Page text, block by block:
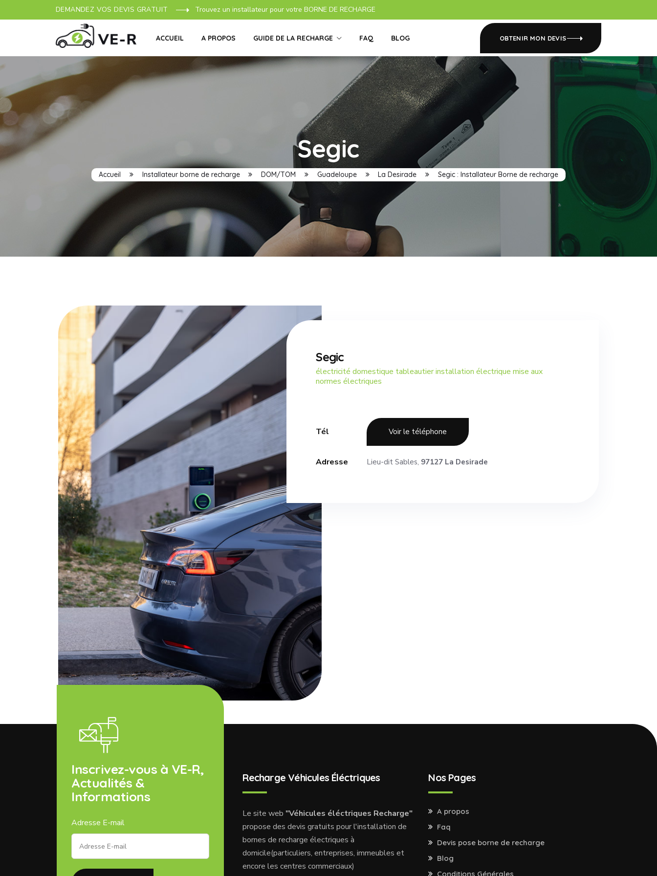
DEMANDEZ VOS DEVIS GRATUIT Trouvez un installateur pour votre BORNE DE RECHARGE
ACCUEIL A PROPOS GUIDE DE LA RECHARGE FAQ BLOG OBTENIR MON DEVIS
Segic
Accueil Installateur borne de recharge DOM/TOM Guadeloupe La Desirade Segic : Installateur Borne de recharge
Segic
électricité domestique tableautier installation électrique mise aux
normes électriques
Tél Voir le téléphone
Adresse Lieu-dit Sables, 97127 La Desirade
Inscrivez-vous à VE-R,
Actualités &
Informations
Adresse E-mail
Recharge Véhicules Éléctriques
Le site web"Véhicules éléctriques Recharge"
propose des devis gratuits pour l'installation de
bornes de recharge électriques à
domicile(particuliers, entreprises, immeubles et
encore les centres commerciaux)
Nos Pages
A propos
Faq
Devis pose borne de recharge
Blog
Conditions Générales